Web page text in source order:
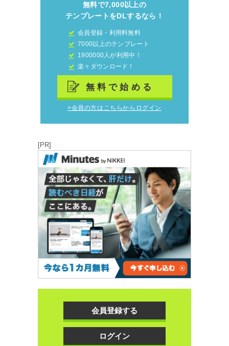
無料で7,000以上の
テンプレートをDLするなら！
会員登録・利用料無料
7000以上のテンプレート
1900000人が利用中！
楽々ダウンロード！
無料で始める
>会員の方はこちらからログイン
[PR]
会員登録する
ログイン